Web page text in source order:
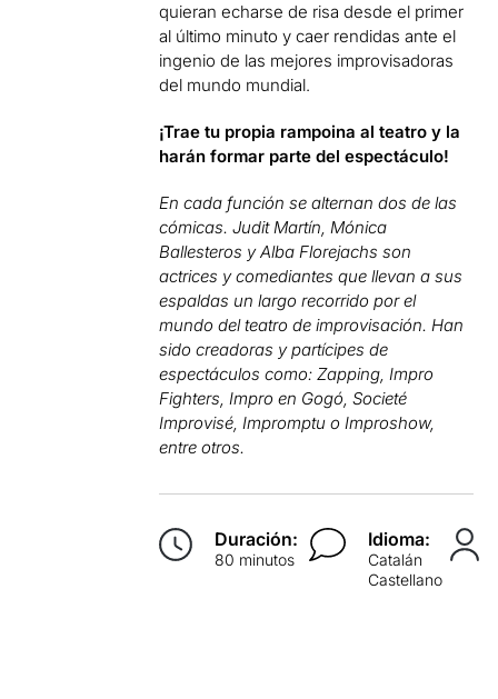
quieran echarse de risa desde el primer
al último minuto y caer rendidas ante el
ingenio de las mejores improvisadoras
del mundo mundial.
¡Trae tu propia rampoina al teatro y la
harán formar parte del espectáculo!
En cada función se alternan dos de las
cómicas. Judit Martín, Mónica
Ballesteros y Alba Florejachs son
actrices y comediantes que llevan a sus
espaldas un largo recorrido por el
mundo del teatro de improvisación. Han
sido creadoras y partícipes de
espectáculos como: Zapping, Impro
Fighters, Impro en Gogó, Societé
Improvisé, Impromptu o Improshow,
entre otros.
Duración:
80 minutos
Idioma:
Catalán
Castellano